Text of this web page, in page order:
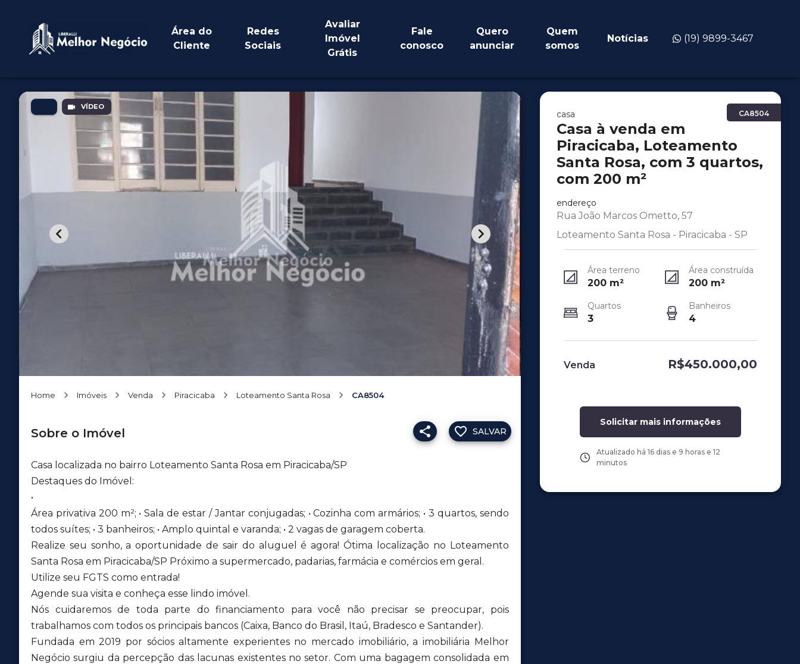
Área do
Cliente
Redes
Sociais
Avaliar
Imóvel
Grátis
Fale
conosco
Quero
anunciar
Quem
somos
Notícias (19) 9899-3467
VÍDEO
Home Imóveis Venda Piracicaba Loteamento Santa Rosa CA8504
Sobre o Imóvel
Casa localizada no bairro Loteamento Santa Rosa em Piracicaba/SP
Destaques do Imóvel:
•
Área privativa 200 m²; • Sala de estar / Jantar conjugadas; • Cozinha com armários; • 3 quartos, sendo
todos suítes; • 3 banheiros; • Amplo quintal e varanda; • 2 vagas de garagem coberta.
Realize seu sonho, a oportunidade de sair do aluguel é agora! Ótima localização no Loteamento
Santa Rosa em Piracicaba/SP Próximo a supermercado, padarias, farmácia e comércios em geral.
Utilize seu FGTS como entrada!
Agende sua visita e conheça esse lindo imóvel.
Nós cuidaremos de toda parte do financiamento para você não precisar se preocupar, pois
trabalhamos com todos os principais bancos (Caixa, Banco do Brasil, Itaú, Bradesco e Santander).
Fundada em 2019 por sócios altamente experientes no mercado imobiliário, a imobiliária Melhor
Negócio surgiu da percepção das lacunas existentes no setor. Com uma bagagem consolidada em
SALVAR
CA8504
casa
Casa à venda em
Piracicaba, Loteamento
Santa Rosa, com 3 quartos,
com 200 m²
endereço
Rua João Marcos Ometto, 57
Loteamento Santa Rosa - Piracicaba - SP
Área terreno
200m²
Área construída
200 m²
Quartos
3
Banheiros
4
Venda R$450.000,00
Solicitar mais informações
Atualizado há 16 dias e 9 horas e 12
minutos